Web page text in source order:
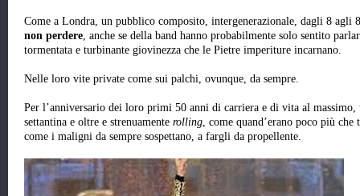
Come a Londra, un pubblico composito, intergenerazionale, dagli 8
non perdere, anche se della band hanno probabilmente solo sentito
tormentata e turbinante giovinezza che le Pietre imperiture incarnano.
Nelle loro vite private come sui palchi, ovunque, da sempre.
Per l’anniversario dei loro primi 50 anni di carriera e di vita al massimo,
settantina e oltre e strenuamente rolling, come quand’erano poco più
come i maligni da sempre sospettano, a fargli da propellente.